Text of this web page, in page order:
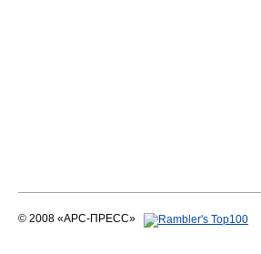
© 2008 «АРС-ПРЕСС»